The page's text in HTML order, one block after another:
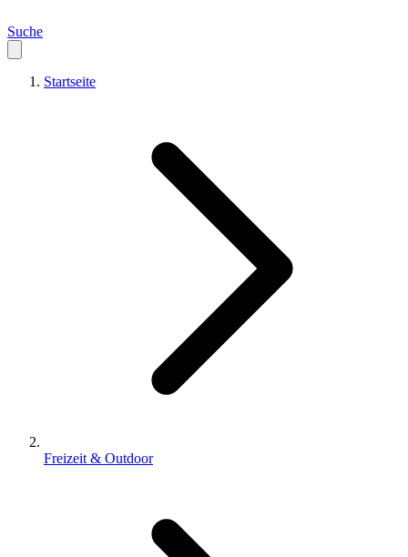
Suche
Startseite
Freizeit & Outdoor